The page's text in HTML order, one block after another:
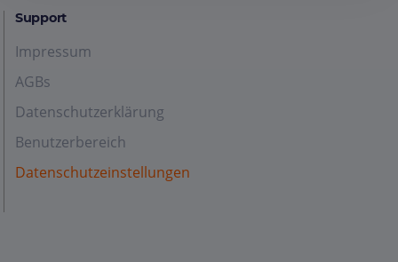
Support
Impressum
AGBs
Datenschutzerklärung
Benutzerbereich
Datenschutzeinstellungen